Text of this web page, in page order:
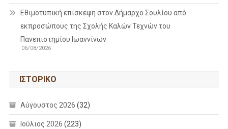
Εθιμοτυπική επίσκεψη στον Δήμαρχο Σουλίου από
εκπροσώπους της Σχολής Καλών Τεχνών του
Πανεπιστημίου Ιωαννίνων
06/08/2026
ΙΣΤΟΡΙΚΌ
Αύγουστος 2026 (32)
Ιούλιος 2026 (223)